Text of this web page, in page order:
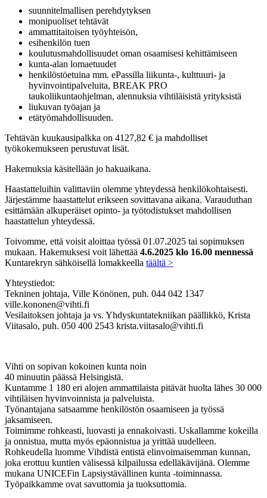
suunnitelmallisen perehdytyksen
monipuoliset tehtävät
ammattitaitoisen työyhteisön,
esihenkilön tuen
koulutusmahdollisuudet oman osaamisesi kehittämiseen
kunta-alan lomaetuudet
henkilöstöetuina mm. ePassilla liikunta-, kulttuuri- ja
hyvinvointipalveluita, BREAK PRO
taukoliikuntaohjelman, alennuksia vihtiläisistä yrityksistä
liukuvan työajan ja
etätyömahdollisuuden.
Tehtävän kuukausipalkka on 4127,82 € ja mahdolliset
työkokemukseen perustuvat lisät.
Hakemuksia käsitellään jo hakuaikana.
Haastatteluihin valittaviin olemme yhteydessä henkilökohtaisesti.
Järjestämme haastattelut erikseen sovittavana aikana. Varauduthan
esittämään alkuperäiset opinto- ja työtodistukset mahdollisen
haastattelun yhteydessä.
Toivomme, että voisit aloittaa työssä 01.07.2025 tai sopimuksen
mukaan. Hakemuksesi voit lähettää 4.6.2025 klo 16.00 mennessä
Kuntarekryn sähköisellä lomakkeella täältä >
Yhteystiedot:
Tekninen johtaja, Ville Könönen, puh. 044 042 1347
ville.kononen@vihti.fi
Vesilaitoksen johtaja ja vs. Yhdyskuntatekniikan päällikkö, Krista
Viitasalo, puh. 050 400 2543 krista.viitasalo@vihti.fi
Vihti on sopivan kokoinen kunta noin
40 minuutin päässä Helsingistä.
Kuntamme 1 180 eri alojen ammattilaista pitävät huolta lähes 30 000
vihtiläisen hyvinvoinnista ja palveluista.
Työnantajana satsaamme henkilöstön osaamiseen ja työssä
jaksamiseen.
Toimimme rohkeasti, luovasti ja ennakoivasti. Uskallamme kokeilla
ja onnistua, mutta myös epäonnistua ja yrittää uudelleen.
Rohkeudella luomme Vihdistä entistä elinvoimaisemman kunnan,
joka erottuu kuntien välisessä kilpailussa edelläkävijänä. Olemme
mukana UNICEFin Lapsiystävällinen kunta -toiminnassa.
Työpaikkamme ovat savuttomia ja tuoksuttomia.